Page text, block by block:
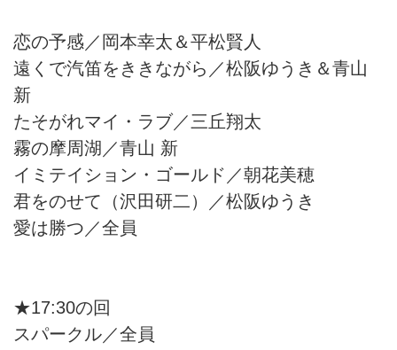
恋の予感／岡本幸太＆平松賢人
遠くで汽笛をききながら／松阪ゆうき＆青山
新
たそがれマイ・ラブ／三丘翔太
霧の摩周湖／青山 新
イミテイション・ゴールド／朝花美穂
君をのせて（沢田研二）／松阪ゆうき
愛は勝つ／全員
★17:30の回
スパークル／全員